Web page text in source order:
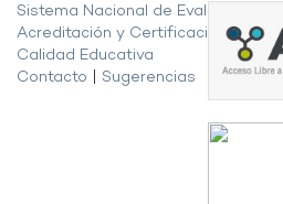
Sistema Nacional de Evaluación,
Acreditación y Certificación de la
Calidad Educativa
Contacto
Sugerencias